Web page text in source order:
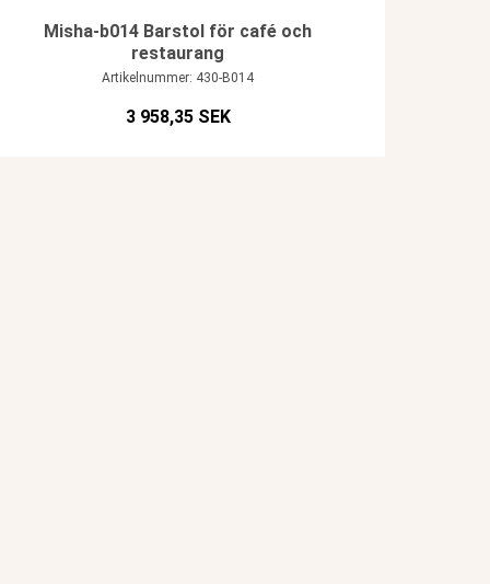
Misha-b014 Barstol för café och
restaurang
Artikelnummer: 430-B014
3 958,35 SEK